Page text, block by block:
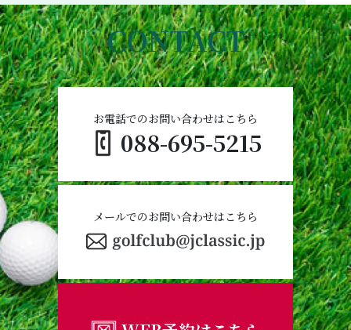
CONTACT
088-695-5215
お電話でのお問い合わせはこちら
メールでのお問い合わせはこちら